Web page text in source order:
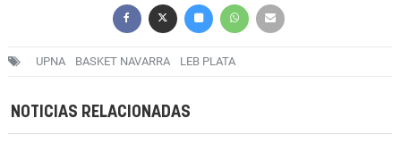
UPNA BASKET NAVARRA LEB PLATA
NOTICIAS RELACIONADAS